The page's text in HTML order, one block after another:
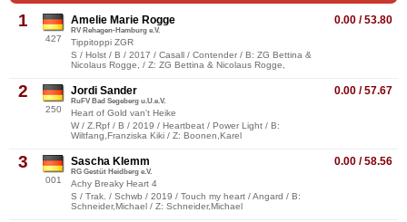
1
427
0.00 / 53.80
Amelie Marie Rogge
RV Rehagen-Hamburg e.V.
Tippitoppi ZGR
S / Holst / B / 2017 / Casall / Contender / B: ZG Bettina &
Nicolaus Rogge, / Z: ZG Bettina & Nicolaus Rogge,
2
250
0.00 / 57.67
Jordi Sander
RuFV Bad Segeberg u.U.e.V.
Heart of Gold van't Heike
W / Z.Rpf / B / 2019 / Heartbeat / Power Light / B:
Wiltfang,Franziska Kiki / Z: Boonen,Karel
3
001
0.00 / 58.56
Sascha Klemm
RG Gestüt Heidberg e.V.
Achy Breaky Heart 4
S / Trak. / Schwb / 2019 / Touch my heart / Angard / B:
Schneider,Michael / Z: Schneider,Michael